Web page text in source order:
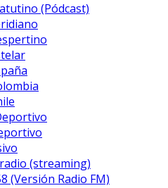
(Pódcast)
(streaming)
(Versión Radio FM)